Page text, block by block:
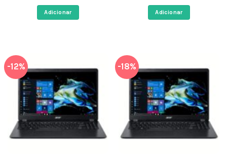
era:
620,59 €.
Adicionar
era:
730,07 €.
Adicionar
-12% -18%